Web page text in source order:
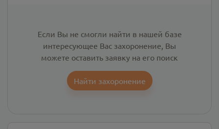
Если Вы не смогли найти в нашей базе
интересующее Вас захоронение, Вы
можете оставить заявку на его поиск
Найти захоронение